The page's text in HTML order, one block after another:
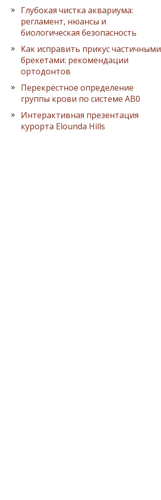
Глубокая чистка аквариума:
регламент, нюансы и
биологическая безопасность
Как исправить прикус частичными
брекетами: рекомендации
ортодонтов
Перекрёстное определение
группы крови по системе AB0
Интерактивная презентация
курорта Elounda Hills